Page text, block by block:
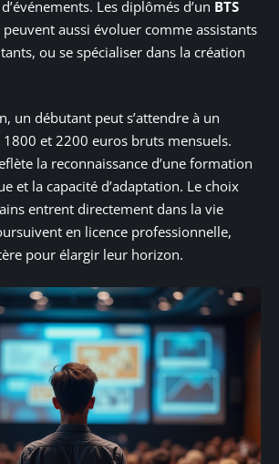
Les diplômés d’un BTS
peuvent aussi évoluer comme assistants
ou se spécialiser dans la création
un débutant peut s’attendre à un
et 2200 euros bruts mensuels.
la reconnaissance d’une formation
et la capacité d’adaptation. Le choix
entrent directement dans la vie
en licence professionnelle,
pour élargir leur horizon.